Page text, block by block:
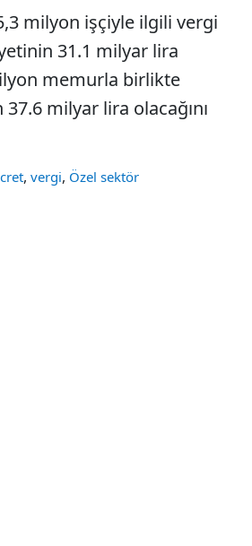
milyon işçiyle ilgili vergi
31.1 milyar lira
memurla birlikte
milyar lira olacağını
, vergi, Özel sektör